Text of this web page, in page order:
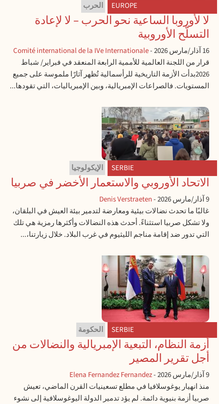
EUROPE الحرب
لا لأوروبا الساعية نحو الحرب – لا لإعادة
التسلّح الأوروبية
16 آذار/مارس 2026 -
Comité international de la IVe Internationale
قرار من اللجنة العالمية للأممية الرابعة المنعقد في فبراير/ شباط
2026بدأت الأزمة التاريخية للرأسمالية تُظهر آثارًا ملموسة على جميع
المستويات. فالصراعات الإمبريالية، وبين الإمبرياليات، التي تقودها...
SERBIE الإيكولوجيا
الاتحاد الأوروبي والاستعمار الأخضر في صربيا
9 آذار/مارس 2026 -
Denis Verstraeten
غالبًا ما تحدث نضالات بيئية ومعارضة لتدمير بيئة العيش في البلقان،
ولا تشكل صربيا استثناءً. أحدث هذه النضالات وأكثرها رمزية هي تلك
التي تدور ضد إقامة مناجم الليثيوم في غرب البلاد. خلال زيارتنا،...
SERBIE الحكومة
أزمة النظام، التبعية الإمبريالية والنضالات من
أجل تقرير المصير
9 آذار/مارس 2026 -
Elena Fernandez Fernandez
منذ انهيار يوغوسلافيا في مطلع تسعينيات القرن الماضي، تعيش
صربيا أزمة بنيوية دائمة. لم يؤد تدمير الدولة اليوغوسلافية إلى نشوء